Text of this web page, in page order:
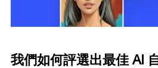
我們如何評選出最佳 AI